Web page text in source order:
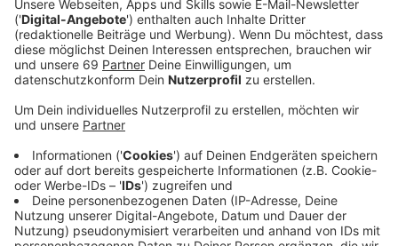
1998 in Münster geboren, bleibt SLAY seitdem seiner
Heimatstadt treu und setzt alles auf eine Karte: Die
Musik. Bands und Künstler wie Green Day, Billy Talent,
Tokio Hotel und Sido haben ihn inspiriert, sagt er.
Heute schreibt er seine eigenen Songs, um darin seine
Gefühle zu verarbeiten - etwa den Krebstod seiner
Mutter oder den Verlust seines besten Freundes
durch einen Unfall. Mit knapp 40.000 monatlichen
Hörerinnen und Hörern allein aufSpotifyund schon 2,4